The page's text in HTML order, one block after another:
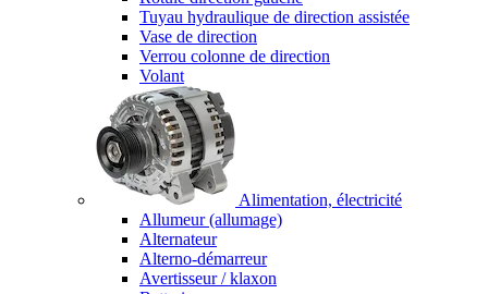
Tuyau hydraulique de direction assistée
Vase de direction
Verrou colonne de direction
Volant
Alimentation, électricité
Allumeur (allumage)
Alternateur
Alterno-démarreur
Avertisseur / klaxon